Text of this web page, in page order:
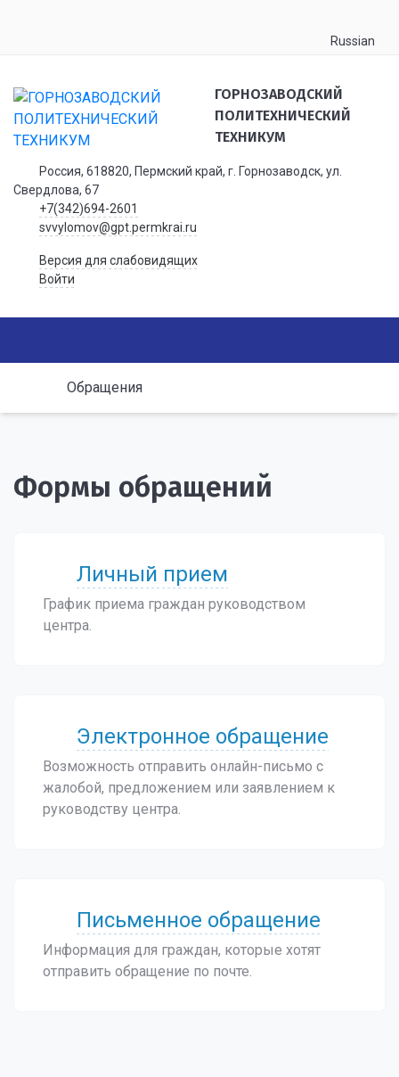
Russian
ГОРНОЗАВОДСКИЙ
ПОЛИТЕХНИЧЕСКИЙ
ТЕХНИКУМ
Россия, 618820, Пермский край, г. Горнозаводск, ул.
Свердлова, 67
+7(342)694-2601
svvylomov@gpt.permkrai.ru
Версия для слабовидящих
Войти
Обращения
Формы обращений
Личный прием
График приема граждан руководством
центра.
Электронное обращение
Возможность отправить онлайн-письмо с
жалобой, предложением или заявлением к
руководству центра.
Письменное обращение
Информация для граждан, которые хотят
отправить обращение по почте.